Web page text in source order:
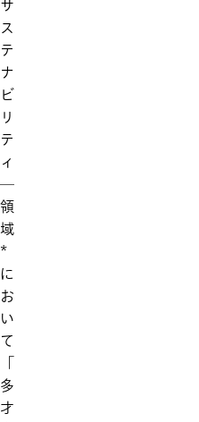
サ
ス
テ
ナ
ビ
リ
テ
ィ
―
領
域
*
に
お
い
て
「
多
才